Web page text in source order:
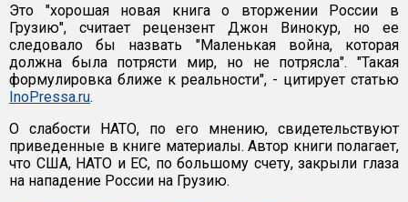
Это "хорошая новая книга о вторжении России в
Грузию", считает рецензент Джон Винокур, но ее
следовало бы назвать "Маленькая война, которая
должна была потрясти мир, но не потрясла". "Такая
формулировка ближе к реальности", - цитирует статью
InoPressa.ru.
О слабости НАТО, по его мнению, свидетельствуют
приведенные в книге материалы. Автор книги полагает,
что США, НАТО и ЕС, по большому счету, закрыли глаза
на нападение России на Грузию.